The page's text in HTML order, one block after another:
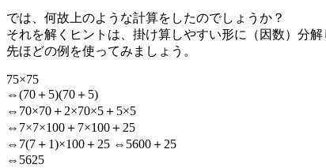
では、何故上のような計算をしたのでしょうか？
それを解くヒントは、掛け算しやすい形に（因数）分解
先ほどの例を使ってみましょう。
75×75
⇔(70＋5)(70＋5)
⇔70×70＋2×70×5＋5×5
⇔7×7×100＋7×100＋25
⇔7(7＋1)×100＋25 ⇔5600＋25
⇔5625